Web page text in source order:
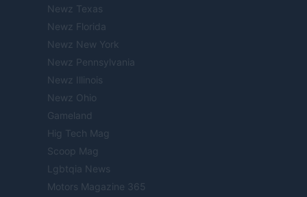
Newz Texas
Newz Florida
Newz New York
Newz Pennsylvania
Newz Illinois
Newz Ohio
Gameland
Hig Tech Mag
Scoop Mag
Lgbtqia News
Motors Magazine 365